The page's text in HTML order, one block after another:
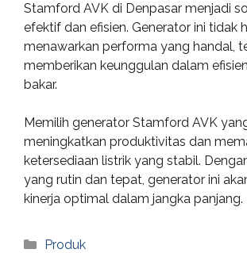
Stamford AVK di Denpasar menjadi
efektif dan efisien. Generator ini tidak
menawarkan performa yang handal,
memberikan keunggulan dalam
bakar.
Memilih generator Stamford AVK
meningkatkan produktivitas dan
ketersediaan listrik yang stabil.
yang rutin dan tepat, generator ini
kinerja optimal dalam jangka panjang.
Categories
Produk